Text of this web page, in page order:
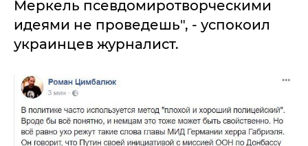
Меркель псевдомиротворческими
идеями не проведешь", - успокоил
украинцев журналист.